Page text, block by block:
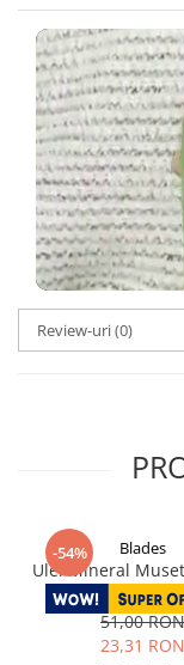
Review-uri(0)
-54% Blades
Ulei Mineral
Grade, 50
51,00 RON
23,31 RON